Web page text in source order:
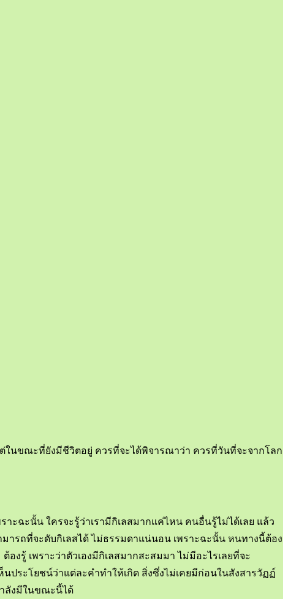
ในขณะที่ยังมีชีวิตอยู่ ควรที่จะได้พิจารณาว่า ควรที่วันที่จะจากโลก
าะฉะนั้น ใครจะรู้ว่าเรามีกิเลสมากแค่ไหน คนอื่นรู้ไม่ได้เลย แล้ว
รถที่จะดับกิเลสได้ ไม่ธรรมดาแน่นอน เพราะฉะนั้น หนทางนี้ต้อง
งรู้ เพราะว่าตัวเองมีกิเลสมากสะสมมา ไม่มีอะไรเลยที่จะ
ประโยชน์ว่าแต่ละคำทำให้เกิด สิ่งซึ่งไม่เคยมีก่อนในสังสารวัฏฏ์
ลังมีในขณะนี้ได้